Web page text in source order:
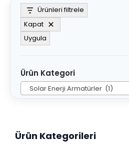
armatür ve güneş enerjili LED
sistemleri bulunmaktadır.
Ürünleri filtrele
Kapat
Uygula
Ürün Kategori
Solar Enerji Armatürler (1)
Ürün Kategorileri